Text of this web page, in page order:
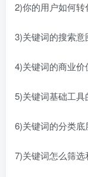
2)你的用户如何转
3)关键词的搜索意
4)关键词的商业价
5)关键词基础工具
6)关键词的分类底
7)关键词怎么筛选